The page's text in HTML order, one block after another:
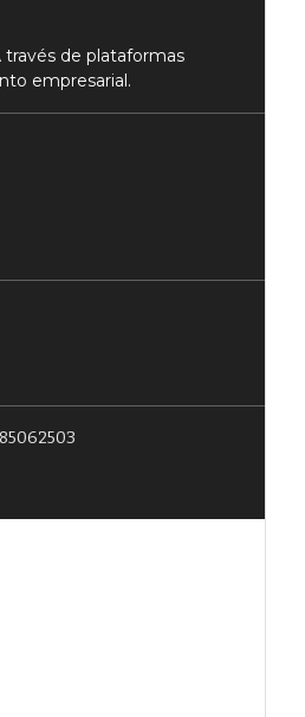
de plataformas
empresarial.